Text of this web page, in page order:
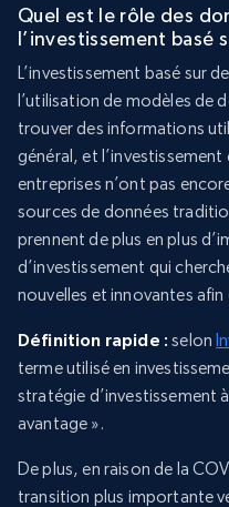
Quel est le rôle des
l’investissement basé
L’investissement basé sur
l’utilisation de modèles de
trouver des informations
général, et
entreprises n’ont pas
sources de données
prennent de plus en plus
d’investissement qui
nouvelles et innovantes
Définition rapide : selon
terme utilisé en
stratégie d’investissement
avantage ».
De plus, en raison de la
transition plus importante